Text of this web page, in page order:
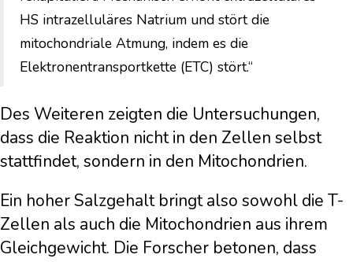
HS intrazelluläres Natrium und stört die
mitochondriale Atmung, indem es die
Elektronentransportkette (ETC) stört.“
Des Weiteren zeigten die Untersuchungen,
dass die Reaktion nicht in den Zellen selbst
stattfindet, sondern in den Mitochondrien.
Ein hoher Salzgehalt bringt also sowohl die T-
Zellen als auch die Mitochondrien aus ihrem
Gleichgewicht. Die Forscher betonen, dass